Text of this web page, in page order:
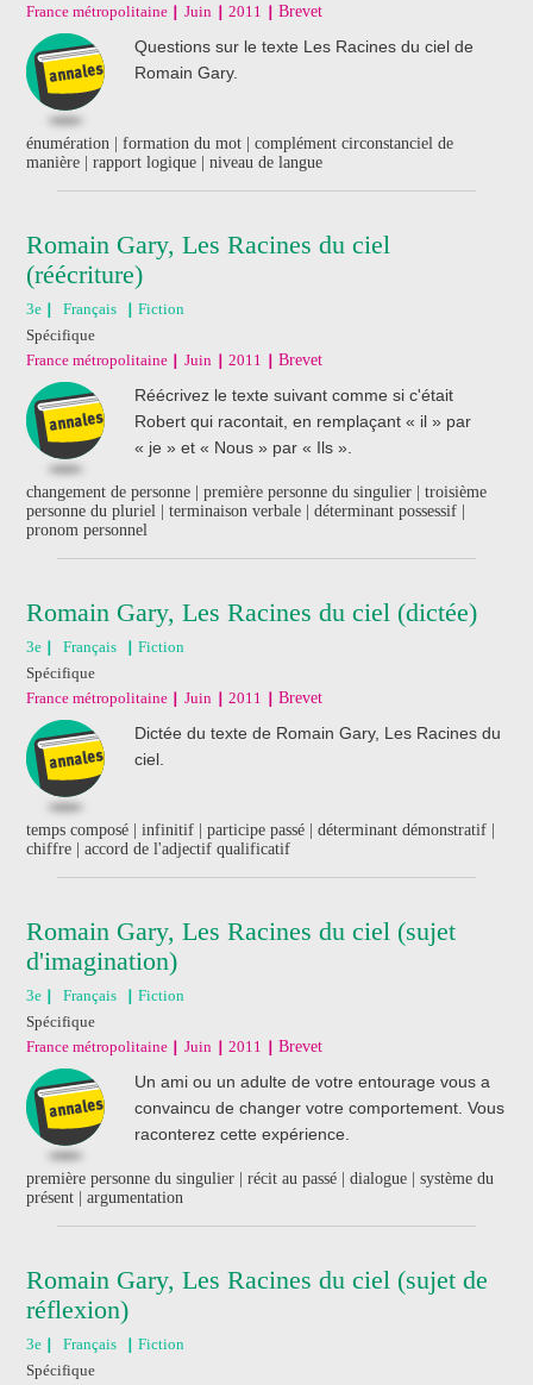
France métropolitaine
Juin 2011 Brevet
Questions sur le texte Les Racines du ciel de
Romain Gary.
énumération | formation du mot | complément circonstanciel de
manière | rapport logique | niveau de langue
Romain Gary, Les Racines du ciel
(réécriture)
3e Français
Fiction
Spécifique
France métropolitaine
Juin 2011 Brevet
Réécrivez le texte suivant comme si c'était
Robert qui racontait, en remplaçant « il » par
« je » et « Nous » par « Ils ».
changement de personne | première personne du singulier | troisième
personne du pluriel | terminaison verbale | déterminant possessif |
pronom personnel
Romain Gary, Les Racines du ciel (dictée)
3e Français
Fiction
Spécifique
France métropolitaine
Juin 2011 Brevet
Dictée du texte de Romain Gary, Les Racines du
ciel.
temps composé | infinitif | participe passé | déterminant démonstratif |
chiffre | accord de l'adjectif qualificatif
Romain Gary, Les Racines du ciel (sujet
d'imagination)
3e Français
Fiction
Spécifique
France métropolitaine
Juin 2011 Brevet
Un ami ou un adulte de votre entourage vous a
convaincu de changer votre comportement. Vous
raconterez cette expérience.
première personne du singulier | récit au passé | dialogue | système du
présent | argumentation
Romain Gary, Les Racines du ciel (sujet de
réflexion)
3e Français
Fiction
Spécifique